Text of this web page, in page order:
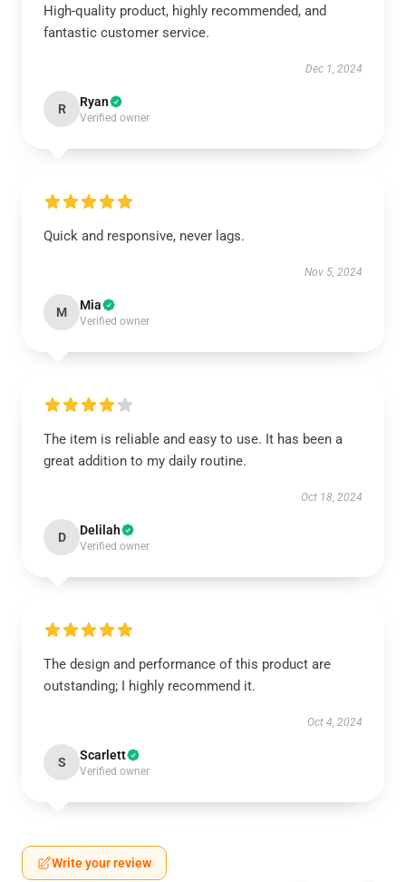
High-quality product, highly recommended, and
fantastic customer service.
Dec 1, 2024
R Ryan
Verified owner
Quick and responsive, never lags.
Nov 5, 2024
M Mia
Verified owner
The item is reliable and easy to use. It has been a
great addition to my daily routine.
Oct 18, 2024
D Delilah
Verified owner
The design and performance of this product are
outstanding; I highly recommend it.
Oct 4, 2024
S Scarlett
Verified owner
Write your review